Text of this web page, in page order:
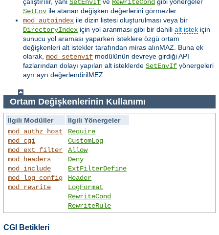
SetEnvIf RewriteCond
SetEnv ile atanan değişken değerlerini görmezler.
mod_autoindex ile dizin listesi oluşturulması veya bir
DirectoryIndex için yol aranması gibi bir dahili alt istek için
sunucu yol araması yaparken isteklere özgü ortam
değişkenleri alt istekler tarafından miras alınMAZ. Buna ek
olarak, mod_setenvif modülünün devreye girdiği API
fazlarından dolayı yapılan alt isteklerde SetEnvIf yönergeleri
ayrı ayrı değerlendirilMEZ.
Ortam Değişkenlerinin Kullanımı
İlgili Modüller
İlgili Yönergeler
mod_authz_host
mod_cgi
mod_ext_filter
mod_headers
mod_include
mod_log_config
mod_rewrite
Require
CustomLog
Allow
Deny
ExtFilterDefine
Header
LogFormat
RewriteCond
RewriteRule
CGI Betikleri